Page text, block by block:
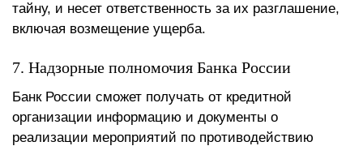
тайну, и несет ответственность за их разглашение,
включая возмещение ущерба.
7. Надзорные полномочия Банка России
Банк России сможет получать от кредитной
организации информацию и документы о
реализации мероприятий по противодействию